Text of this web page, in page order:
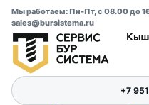
Мы работаем: Пн-Пт, с 08.00 до
sales@bursistema.ru
+7